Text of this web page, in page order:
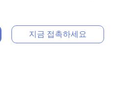
지금 접촉하세요